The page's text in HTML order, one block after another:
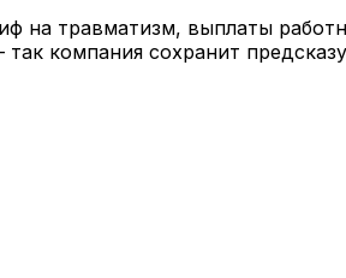
на травматизм, выплаты
компания сохранит